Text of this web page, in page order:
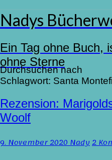
Nadys
Ein Tag ohne Buch,
ohne Sterne
Durchsuchen nach
Schlagwort: Santa
Rezension:
Marigolds
Töchter
Julia
Rezension:
Woolf
9. November 2020Nady2